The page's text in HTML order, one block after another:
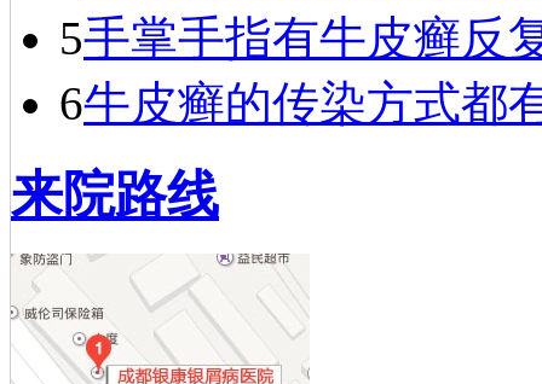
5手掌手指有牛皮癣反
6牛皮癣的传染方式都
来院路线